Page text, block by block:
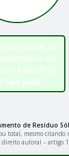
por plano de
de
farmácia
São joão
de Resíduo
total, mesmo citando
autoral – artigo